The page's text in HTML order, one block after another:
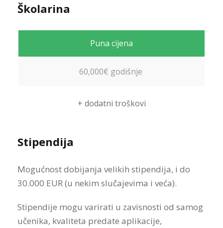
Školarina
Puna cijena
60,000€ godišnje
+ dodatni troškovi
Stipendija
Mogućnost dobijanja velikih stipendija, i do
30.000 EUR (u nekim slučajevima i veća).
Stipendije mogu varirati u zavisnosti od samog
učenika, kvaliteta predate aplikacije,